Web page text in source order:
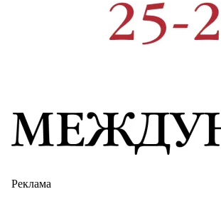
Реклама